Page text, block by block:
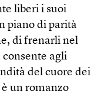
liberi i suoi
piano di parità
di frenarli nel
agli
del cuore dei
è un romanzo